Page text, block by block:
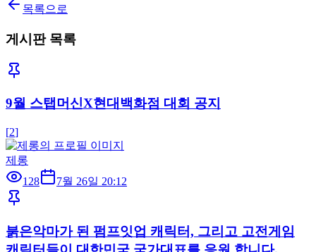
목록으로
게시판 목록
9월 스탭머신X현대백화점 대회 공지
[2]
제롱
128
7월 26일 20:12
붉은악마가 된 펌프잇업 캐릭터, 그리고 고전게임